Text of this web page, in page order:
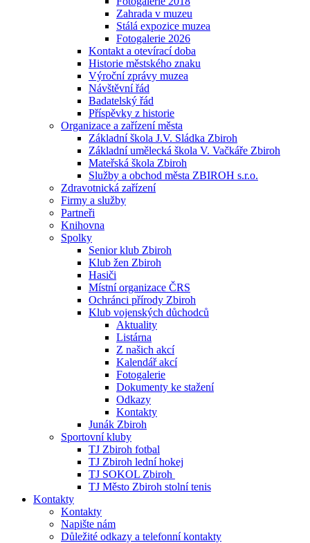
Zahrada v muzeu
Stálá expozice muzea
Fotogalerie 2026
Kontakt a otevírací doba
Historie městského znaku
Výroční zprávy muzea
Návštěvní řád
Badatelský řád
Příspěvky z historie
Organizace a zařízení města
Základní škola J.V. Sládka Zbiroh
Základní umělecká škola V. Vačkáře Zbiroh
Mateřská škola Zbiroh
Služby a obchod města ZBIROH s.r.o.
Zdravotnická zařízení
Firmy a služby
Partneři
Knihovna
Spolky
Senior klub Zbiroh
Klub žen Zbiroh
Hasiči
Místní organizace ČRS
Ochránci přírody Zbiroh
Klub vojenských důchodců
Aktuality
Listárna
Z našich akcí
Kalendář akcí
Fotogalerie
Dokumenty ke stažení
Odkazy
Kontakty
Junák Zbiroh
Sportovní kluby
TJ Zbiroh fotbal
TJ Zbiroh lední hokej
TJ SOKOL Zbiroh
TJ Město Zbiroh stolní tenis
Kontakty
Kontakty
Napište nám
Důležité odkazy a telefonní kontakty